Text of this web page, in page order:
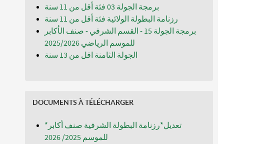
برمجة الجولة 03 فئة أقل من 11 سنة
رزنامة البطولة الولائية فئة أقل من 11 سنة
برمجة الجولة 15 - القسم الشرفي - صنف الأكابر
للموسم الرياضي 2025/2026
الجولة الثامنة اقل من 13 سنة
DOCUMENTS À TÉLÉCHARGER
*تعديل*رزنامة البطولة الشرفية صنف أكابر
للموسم 2025/ 2026